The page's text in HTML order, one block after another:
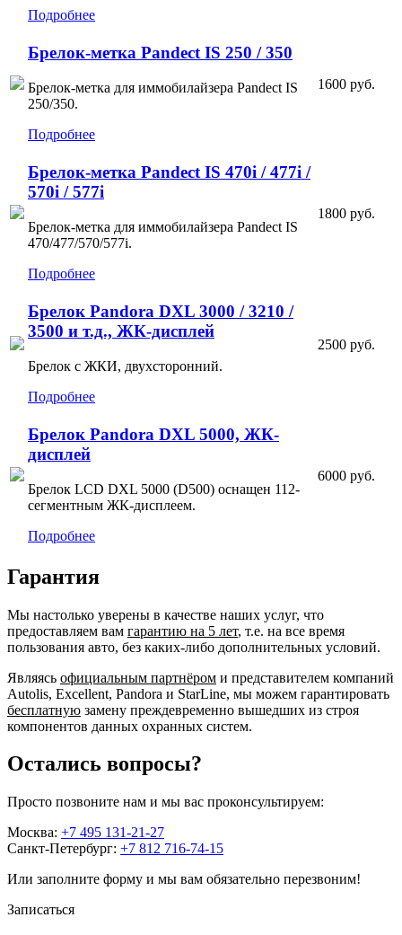
Подробнее
Брелок-метка Pandect IS 250 / 350
Брелок-метка для иммобилайзера Pandect IS
250/350.
Подробнее
1600 руб.
Брелок-метка Pandect IS 470i / 477i /
570i / 577i
Брелок-метка для иммобилайзера Pandect IS
470/477/570/577i.
Подробнее
1800 руб.
Брелок Pandora DXL 3000 / 3210 /
3500 и т.д., ЖК-дисплей
Брелок с ЖКИ, двухсторонний.
Подробнее
2500 руб.
Брелок Pandora DXL 5000, ЖК-
дисплей
Брелок LCD DXL 5000 (D500) оснащен 112-
сегментным ЖК-дисплеем.
Подробнее
6000 руб.
Гарантия
Мы настолько уверены в качестве наших услуг, что
предоставляем вам гарантию на 5 лет, т.е. на все время
пользования авто, без каких-либо дополнительных условий.
Являясь официальным партнёром и представителем компаний
Autolis, Excellent, Pandora и StarLine, мы можем гарантировать
бесплатную замену преждевременно вышедших из строя
компонентов данных охранных систем.
Остались вопросы?
Просто позвоните нам и мы вас проконсультируем:
Москва: +7 495 131-21-27
Санкт-Петербург: +7 812 716-74-15
Или заполните форму и мы вам обязательно перезвоним!
Записаться